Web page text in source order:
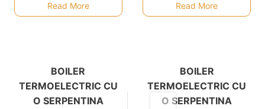
Read More Read More
BOILER
TERMOELECTRIC CU
O SERPENTINA
BOILER
TERMOELECTRIC CU
O SERPENTINA